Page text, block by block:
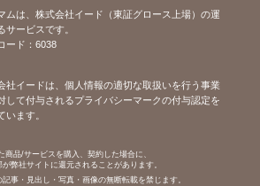
ムは、株式会社イード（東証グロース上場）の運
サービスです。
ード：6038
社イードは、個人情報の適切な取扱いを行う事業
して付与されるプライバシーマークの付与認定を
います。
商品/サービスを購入、契約した場合に、
弊社サイトに還元されることがあります。
事・見出し・写真・画像の無断転載を禁じます。